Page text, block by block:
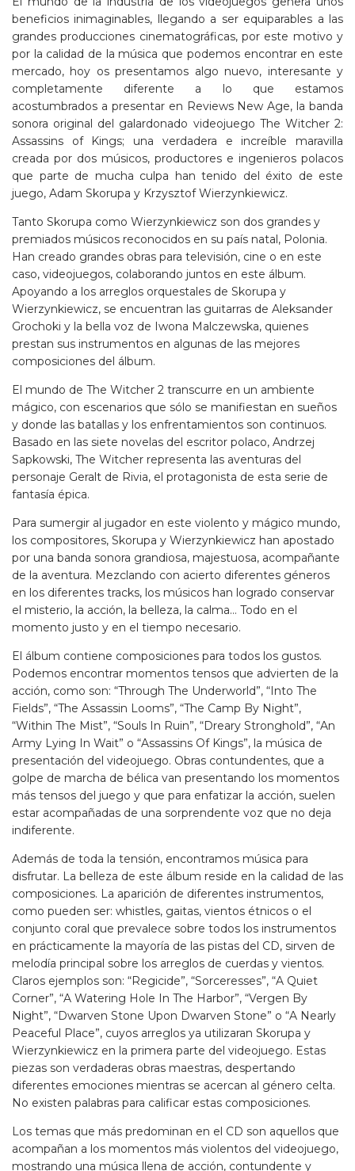
beneficios inimaginables, llegando a ser equiparables a las
grandes producciones cinematográficas, por este motivo y
por la calidad de la música que podemos encontrar en este
mercado, hoy os presentamos algo nuevo, interesante y
completamente diferente a lo que estamos
acostumbrados a presentar en Reviews New Age, la banda
sonora original del galardonado videojuego The Witcher 2:
Assassins of Kings; una verdadera e increíble maravilla
creada por dos músicos, productores e ingenieros polacos
que parte de mucha culpa han tenido del éxito de este
juego, Adam Skorupa y Krzysztof Wierzynkiewicz.
Tanto Skorupa como Wierzynkiewicz son dos grandes y
premiados músicos reconocidos en su país natal, Polonia.
Han creado grandes obras para televisión, cine o en este
caso, videojuegos, colaborando juntos en este álbum.
Apoyando a los arreglos orquestales de Skorupa y
Wierzynkiewicz, se encuentran las guitarras de Aleksander
Grochoki y la bella voz de Iwona Malczewska, quienes
prestan sus instrumentos en algunas de las mejores
composiciones del álbum.
El mundo de The Witcher 2 transcurre en un ambiente
mágico, con escenarios que sólo se manifiestan en sueños
y donde las batallas y los enfrentamientos son continuos.
Basado en las siete novelas del escritor polaco, Andrzej
Sapkowski, The Witcher representa las aventuras del
personaje Geralt de Rivia, el protagonista de esta serie de
fantasía épica.
Para sumergir al jugador en este violento y mágico mundo,
los compositores, Skorupa y Wierzynkiewicz han apostado
por una banda sonora grandiosa, majestuosa, acompañante
de la aventura. Mezclando con acierto diferentes géneros
en los diferentes tracks, los músicos han logrado conservar
el misterio, la acción, la belleza, la calma… Todo en el
momento justo y en el tiempo necesario.
El álbum contiene composiciones para todos los gustos.
Podemos encontrar momentos tensos que advierten de la
acción, como son: “Through The Underworld”, “Into The
Fields”, “The Assassin Looms”, “The Camp By Night”,
“Within The Mist”, “Souls In Ruin”, “Dreary Stronghold”, “An
Army Lying In Wait” o “Assassins Of Kings”, la música de
presentación del videojuego. Obras contundentes, que a
golpe de marcha de bélica van presentando los momentos
más tensos del juego y que para enfatizar la acción, suelen
estar acompañadas de una sorprendente voz que no deja
indiferente.
Además de toda la tensión, encontramos música para
disfrutar. La belleza de este álbum reside en la calidad de las
composiciones. La aparición de diferentes instrumentos,
como pueden ser: whistles, gaitas, vientos étnicos o el
conjunto coral que prevalece sobre todos los instrumentos
en prácticamente la mayoría de las pistas del CD, sirven de
melodía principal sobre los arreglos de cuerdas y vientos.
Claros ejemplos son: “Regicide”, “Sorceresses”, “A Quiet
Corner”, “A Watering Hole In The Harbor”, “Vergen By
Night”, “Dwarven Stone Upon Dwarven Stone” o “A Nearly
Peaceful Place”, cuyos arreglos ya utilizaran Skorupa y
Wierzynkiewicz en la primera parte del videojuego. Estas
piezas son verdaderas obras maestras, despertando
diferentes emociones mientras se acercan al género celta.
No existen palabras para calificar estas composiciones.
Los temas que más predominan en el CD son aquellos que
acompañan a los momentos más violentos del videojuego,
mostrando una música llena de acción, contundente y